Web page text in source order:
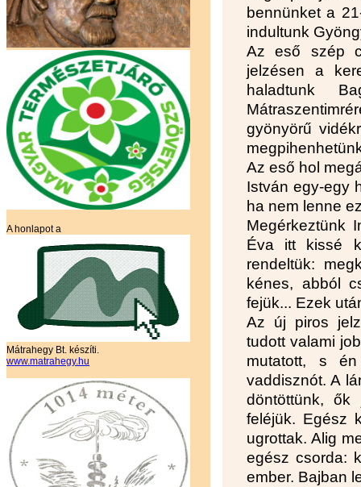
A honlapot a
Mátrahegy Bt. készíti.
www.matrahegy.hu
bennünket a
indultunk
Az eső szép
jelzésen a
haladtunk
gyönyörű
Az eső hol
István egy-egy
ha nem lenne
Megérkeztünk
Éva itt kissé
rendeltük:
kénes, abból
fejük... Ezek
Az új piros
tudott valami
mutatott, s
vaddisznót. A
döntöttünk, ők
feléjük. Egész
ugrottak. Alig
egész csorda:
ember. Bajban